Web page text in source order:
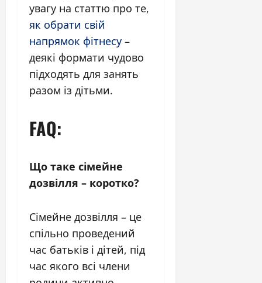
увагу на статтю про те,
як обрати свій
напрямок фітнесу –
деякі формати чудово
підходять для занять
разом із дітьми.
FAQ:
Що таке сімейне
дозвілля – коротко?
Сімейне дозвілля – це
спільно проведений
час батьків і дітей, під
час якого всі члени